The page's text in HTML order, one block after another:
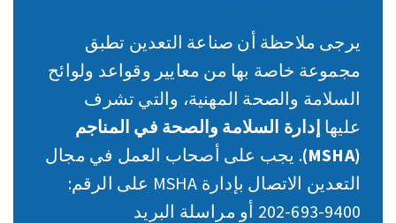
يرجى ملاحظة أن صناعة التعدين تطبق
مجموعة خاصة بها من معايير وقواعد ولوائح
السلامة والصحة المهنية، والتي تشرف
عليها إدارة السلامة والصحة في المناجم
(MSHA)
. يجب على أصحاب العمل في مجال
التعدين الاتصال بإدارة MSHA على الرقم:
‎202-693-9400 أو مراسلة البريد